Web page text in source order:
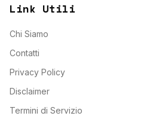
Link Utili
Chi Siamo
Contatti
Privacy Policy
Disclaimer
Termini di Servizio